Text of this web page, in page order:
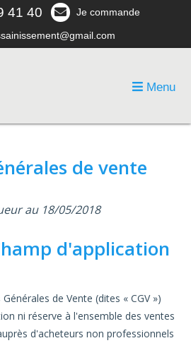
41 40 Je commande
Menu
de vente
au 18/05/2018
d'application
de Vente (dites « CGV »)
ni réserve à l'ensemble des ventes
d'acheteurs non professionnels